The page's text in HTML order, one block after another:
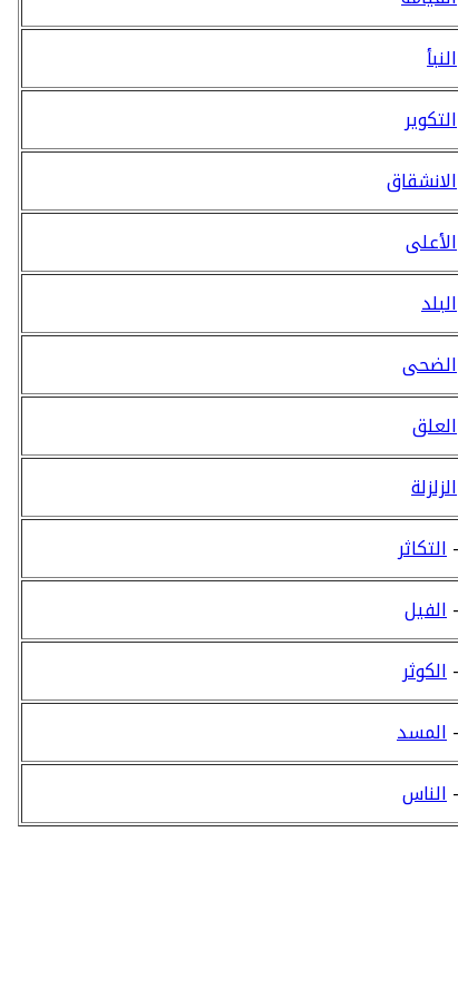
النبأ
التكوير
الانشقاق
الأعلى
البلد
الضحى
العلق
الزلزلة
التكاثر
الفيل
الكوثر
المسد
الناس